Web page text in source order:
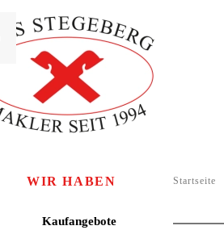
Startseite
WIR HABEN
Kaufangebote